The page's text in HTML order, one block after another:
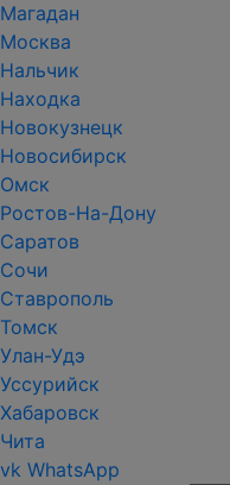
Магадан
Москва
Нальчик
Находка
Новокузнецк
Новосибирск
Омск
Ростов-На-Дону
Саратов
Сочи
Ставрополь
Томск
Улан-Удэ
Уссурийск
Хабаровск
Чита
vk WhatsApp